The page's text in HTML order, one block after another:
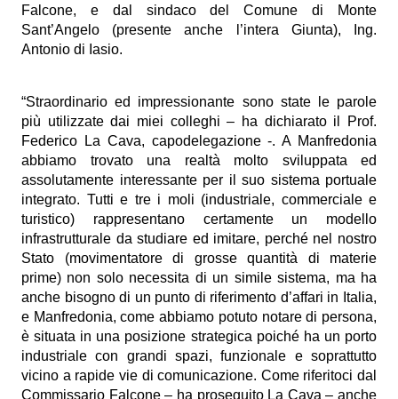
Falcone, e dal sindaco del Comune di Monte
Sant’Angelo (presente anche l’intera Giunta), Ing.
Antonio di Iasio.
“Straordinario ed impressionante sono state le parole
più utilizzate dai miei colleghi – ha dichiarato il Prof.
Federico La Cava, capodelegazione -. A Manfredonia
abbiamo trovato una realtà molto sviluppata ed
assolutamente interessante per il suo sistema portuale
integrato. Tutti e tre i moli (industriale, commerciale e
turistico) rappresentano certamente un modello
infrastrutturale da studiare ed imitare, perché nel nostro
Stato (movimentatore di grosse quantità di materie
prime) non solo necessita di un simile sistema, ma ha
anche bisogno di un punto di riferimento d’affari in Italia,
e Manfredonia, come abbiamo potuto notare di persona,
è situata in una posizione strategica poiché ha un porto
industriale con grandi spazi, funzionale e soprattutto
vicino a rapide vie di comunicazione. Come riferitoci dal
Commissario Falcone – ha proseguito La Cava – anche